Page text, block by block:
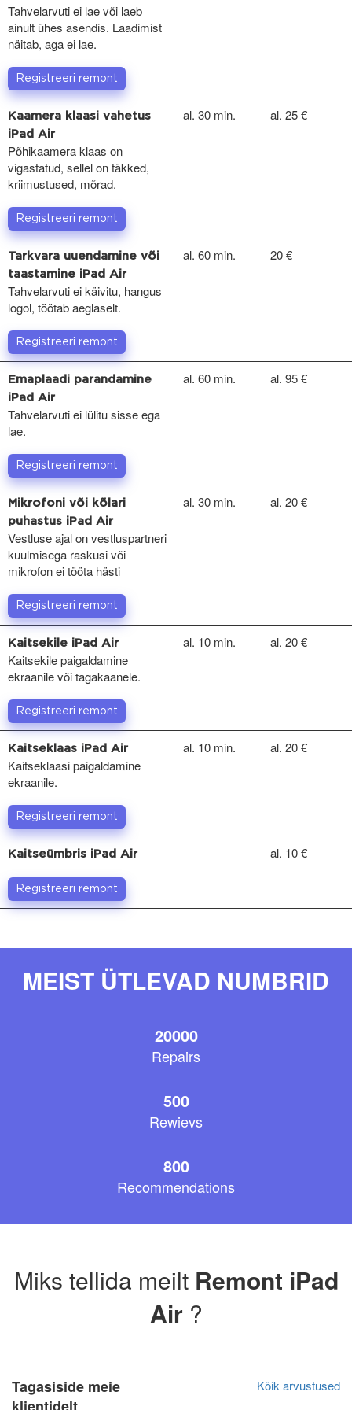
Tahvelarvuti ei lae või laeb
ainult ühes asendis. Laadimist
näitab, aga ei lae.
Registreeri remont
Kaamera klaasi vahetus
iPad Air
Põhikaamera klaas on
vigastatud, sellel on täkked,
kriimustused, mõrad.
al. 30 min. al. 25 €
Registreeri remont
Tarkvara uuendamine või
taastamine iPad Air
Tahvelarvuti ei käivitu, hangus
logol, töötab aeglaselt.
al. 60 min. 20 €
Registreeri remont
Emaplaadi parandamine
iPad Air
Tahvelarvuti ei lülitu sisse ega
lae.
al. 60 min. al. 95 €
Registreeri remont
Mikrofoni või kõlari
puhastus iPad Air
Vestluse ajal on vestluspartneri
kuulmisega raskusi või
mikrofon ei tööta hästi
al. 30 min. al. 20 €
Registreeri remont
Kaitsekile iPad Air
Kaitsekile paigaldamine
ekraanile või tagakaanele.
al. 10 min. al. 20 €
Registreeri remont
Kaitseklaas iPad Air
Kaitseklaasi paigaldamine
ekraanile.
al. 10 min. al. 20 €
Registreeri remont
Kaitseümbris iPad Air al. 10 €
Registreeri remont
MEIST ÜTLEVAD NUMBRID
20000
Repairs
500
Rewievs
800
Recommendations
Miks tellida meilt Remont iPad
Air ?
Tagasiside meie
klientidelt
Kõik arvustused